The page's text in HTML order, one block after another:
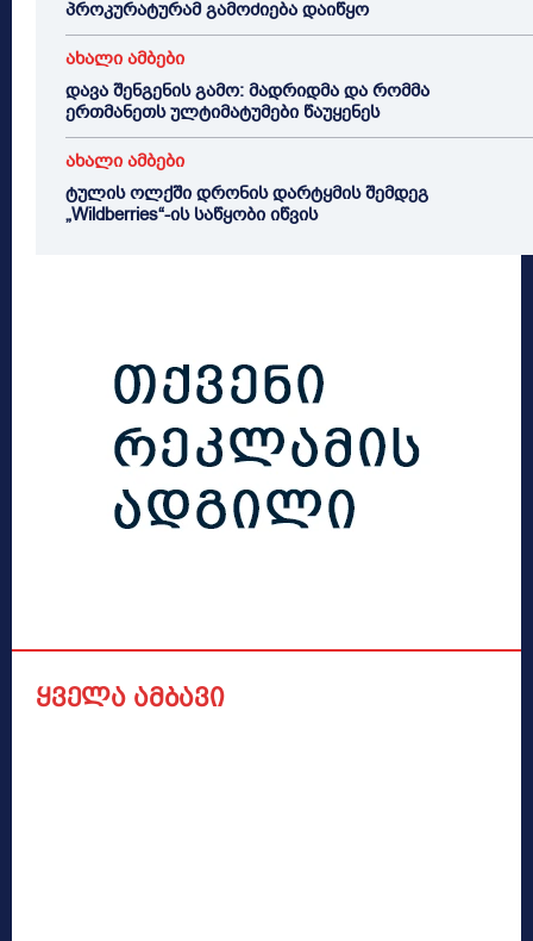
პროკურატურამ გამოძიება დაიწყო
ახალი ამბები
დავა შენგენის გამო: მადრიდმა და რომმა
ერთმანეთს ულტიმატუმები წაუყენეს
ახალი ამბები
ტულის ოლქში დრონის დარტყმის შემდეგ
„Wildberries“-ის საწყობი იწვის
ყველა ამბავი